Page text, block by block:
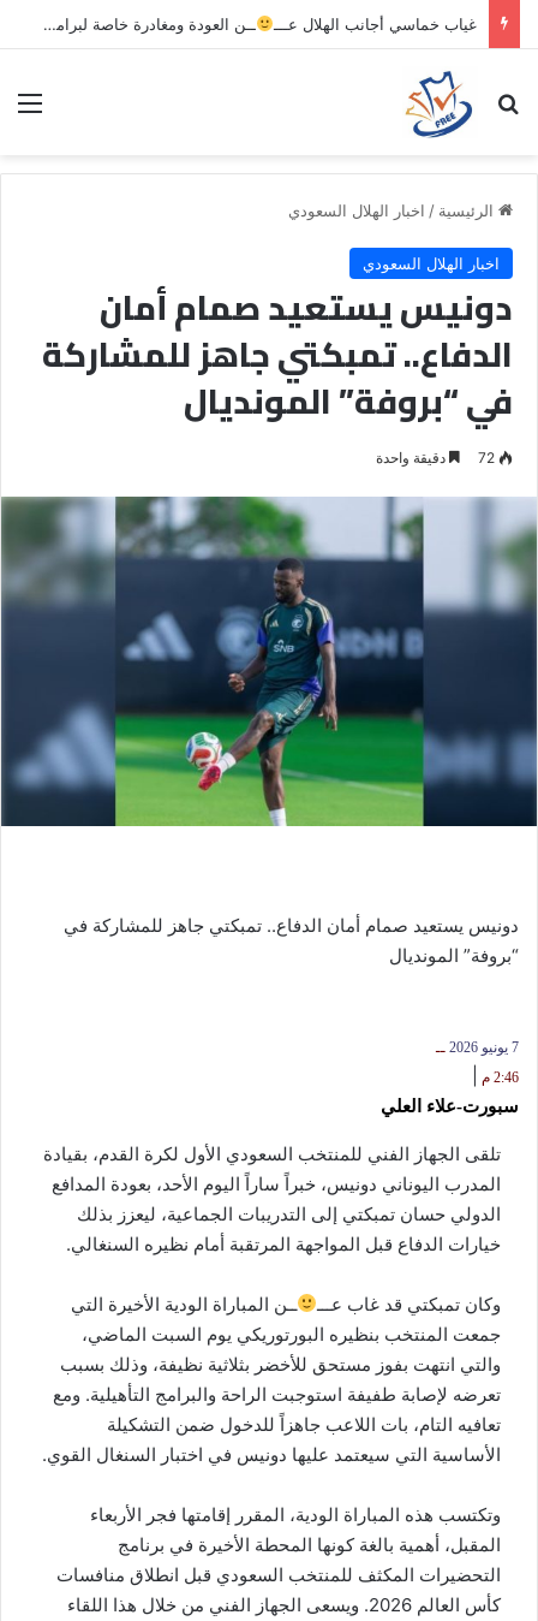
غياب خماسي أجانب الهلال عـــ ــن العودة ومغادرة خاصة لبرامج الاستشفاء والتأهيل
بحث عن
الرئيسية / اخبار الهلال السعودي
اخبار الهلال السعودي
دونيس يستعيد صمام أمان
الدفاع.. تمبكتي جاهز للمشاركة
في “بروفة” المونديال
72 دقيقة واحدة
دونيس يستعيد صمام أمان الدفاع.. تمبكتي جاهز للمشاركة في
“بروفة” المونديال
7 يونيو 2026
ــ
2:46 م
سبورت-علاء العلي
تلقى الجهاز الفني للمنتخب السعودي الأول لكرة القدم، بقيادة
المدرب اليوناني دونيس، خبراً ساراً اليوم الأحد، بعودة المدافع
الدولي حسان تمبكتي إلى التدريبات الجماعية، ليعزز بذلك
خيارات الدفاع قبل المواجهة المرتقبة أمام نظيره السنغالي.
وكان تمبكتي قد غاب عـــ
ــن المباراة الودية الأخيرة التي
جمعت المنتخب بنظيره البورتوريكي يوم السبت الماضي،
والتي انتهت بفوز مستحق للأخضر بثلاثية نظيفة، وذلك بسبب
تعرضه لإصابة طفيفة استوجبت الراحة والبرامج التأهيلية. ومع
تعافيه التام، بات اللاعب جاهزاً للدخول ضمن التشكيلة
الأساسية التي سيعتمد عليها دونيس في اختبار السنغال القوي.
وتكتسب هذه المباراة الودية، المقرر إقامتها فجر الأربعاء
المقبل، أهمية بالغة كونها المحطة الأخيرة في برنامج
التحضيرات المكثف للمنتخب السعودي قبل انطلاق منافسات
كأس العالم 2026. ويسعى الجهاز الفني من خلال هذا اللقاء